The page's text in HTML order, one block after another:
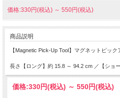
価格:330円(税込) ～ 550円(税込)
商品説明
【Magnetic Pick-Up Tool】マグネットピック
長さ【ロング】約 15.8 ～ 94.2 cm ／【ショ
価格:330円(税込) ～ 550円(税込)